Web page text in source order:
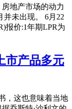
地产市场的动力
未出现。 6月22
报价:1年期LPR为
市产品多元
，这也意味着当地